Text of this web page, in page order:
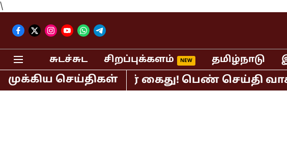
\
சுடச்சுட சிறப்புக்களம் தமிழ்நாடு
முக்கிய செய்திகள்
பி.ஆர்.சுந்தர் கைது! பெண் செய்தி